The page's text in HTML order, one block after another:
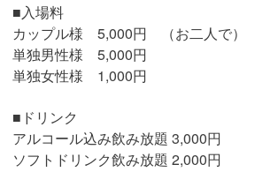
■入場料
カップル様 5,000円 （お二人で）
単独男性様 5,000円
単独女性様 1,000円
■ドリンク
アルコール込み飲み放題 3,000円
ソフトドリンク飲み放題 2,000円